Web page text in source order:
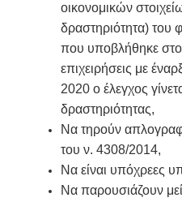
οικονομικών
δραστηριότητα) του
που υποβλήθηκε στο
επιχειρήσεις με
2020 ο έλεγχος
δραστηριότητας,
Να τηρούν
του ν. 4308/2014,
Να είναι υπόχρεες
Να παρουσιάζουν